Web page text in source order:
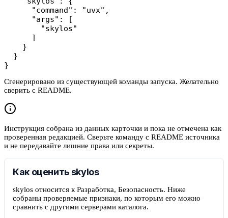
      "command": "uvx",
      "args": [
        "skylos"
      ]
    }
  }
}
Сгенерировано из существующей команды запуска. Желательно
сверить с README.
Инструкция собрана из данных карточки и пока не отмечена как
проверенная редакцией. Сверьте команду с README источника
и не передавайте лишние права или секреты.
Как оценить skylos
skylos относится к Разработка, Безопасность. Ниже
собраны проверяемые признаки, по которым его можно
сравнить с другими серверами каталога.